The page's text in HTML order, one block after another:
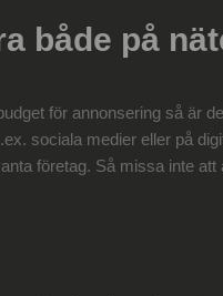
både på
för annonsering så är
sociala medier eller på
företag. Så missa inte att